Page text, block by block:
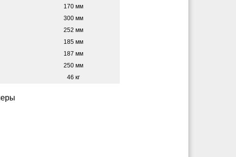
170 мм
300 мм
252 мм
185 мм
187 мм
250 мм
46 кг